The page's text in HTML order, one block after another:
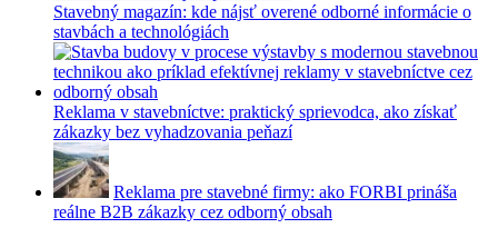
Stavebný magazín: kde nájsť overené odborné informácie o
stavbách a technológiách
Reklama v stavebníctve: praktický sprievodca, ako získať
zákazky bez vyhadzovania peňazí
Reklama pre stavebné firmy: ako FORBI prináša
reálne B2B zákazky cez odborný obsah